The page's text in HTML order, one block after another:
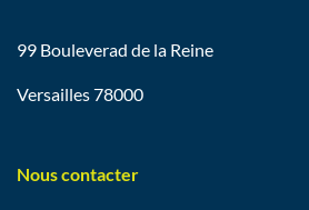
99 Bouleverad de la Reine
Versailles 78000
Nous contacter